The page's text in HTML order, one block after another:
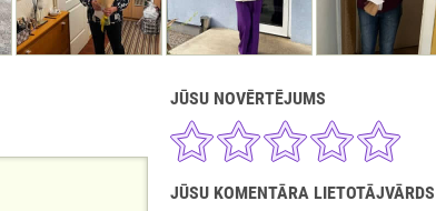
JŪSU NOVĒRTĒJUMS
JŪSU KOMENTĀRA LIETOTĀJVĀRDS